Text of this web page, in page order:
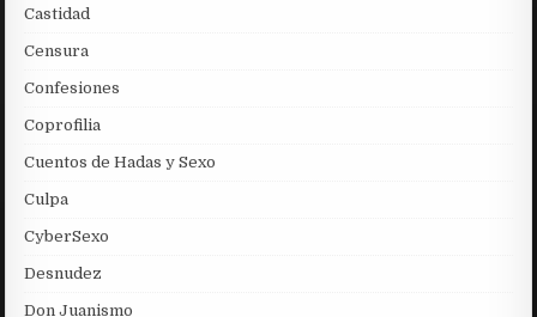
Castidad
Censura
Confesiones
Coprofilia
Cuentos de Hadas y Sexo
Culpa
CyberSexo
Desnudez
Don Juanismo